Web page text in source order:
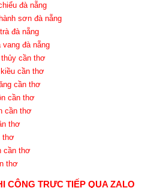
đà nẵng
sơn đà nẵng
đà nẵng
vang đà nẵng
thủy cần thơ
kiều cần thơ
cần thơ
cần thơ
cần thơ
thơ
thơ
cần thơ
thơ
CÔNG TRỰC TIẾP QUA ZALO